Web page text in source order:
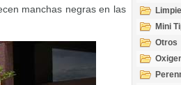
manchas negras en las
Mini
Otros